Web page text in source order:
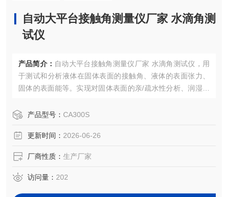
自动大平台接触角测量仪厂家 水滴角测
试仪
产品简介： 自动大平台接触角测量仪厂家 水滴角测试仪，用
于测试和分析液体在固体表面的接触角、液体的表面张力、
固体的表面能等。实现对固体表面的亲/疏水性分析、润湿性
附、吸收和铺展等过程分析。
产品型号： CA300S
更新时间： 2026-06-26
厂商性质： 生产厂家
访问量： 202